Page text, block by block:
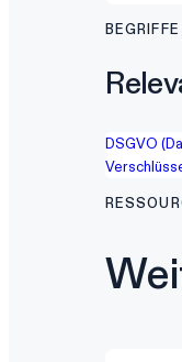
BEGRIFFE
DSGVO